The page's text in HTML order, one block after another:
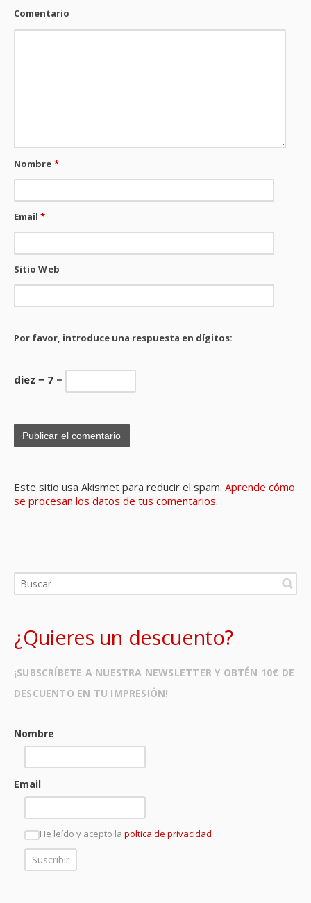
Comentario
Nombre *
Email*
Sitio Web
Por favor, introduce una respuesta en dígitos:
diez − 7 =
Este sitio usa Akismet para reducir el spam. Aprende cómo
se procesan los datos de tus comentarios.
¿Quieres un descuento?
¡SUBSCRÍBETE A NUESTRA NEWSLETTER Y OBTÉN 10€ DE
DESCUENTO EN TU IMPRESIÓN!
Nombre
Email
He leído y acepto la poltica de privacidad